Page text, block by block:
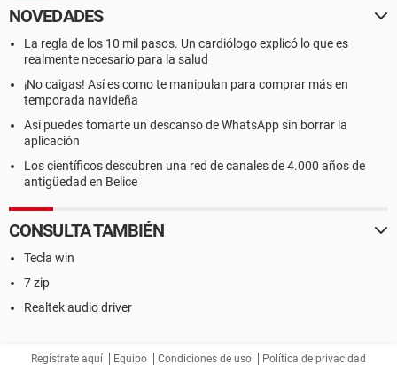
NOVEDADES
La regla de los 10 mil pasos. Un cardiólogo explicó lo que es
realmente necesario para la salud
¡No caigas! Así es como te manipulan para comprar más en
temporada navideña
Así puedes tomarte un descanso de WhatsApp sin borrar la
aplicación
Los científicos descubren una red de canales de 4.000 años de
antigüedad en Belice
CONSULTA TAMBIÉN
Tecla win
7 zip
Realtek audio driver
Regístrate aquí Equipo Condiciones de uso Política de privacidad